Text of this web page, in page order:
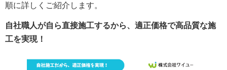
順に詳しくご紹介します。
自社職人が自ら直接施工するから、適正価格で高品質な施
工を実現！